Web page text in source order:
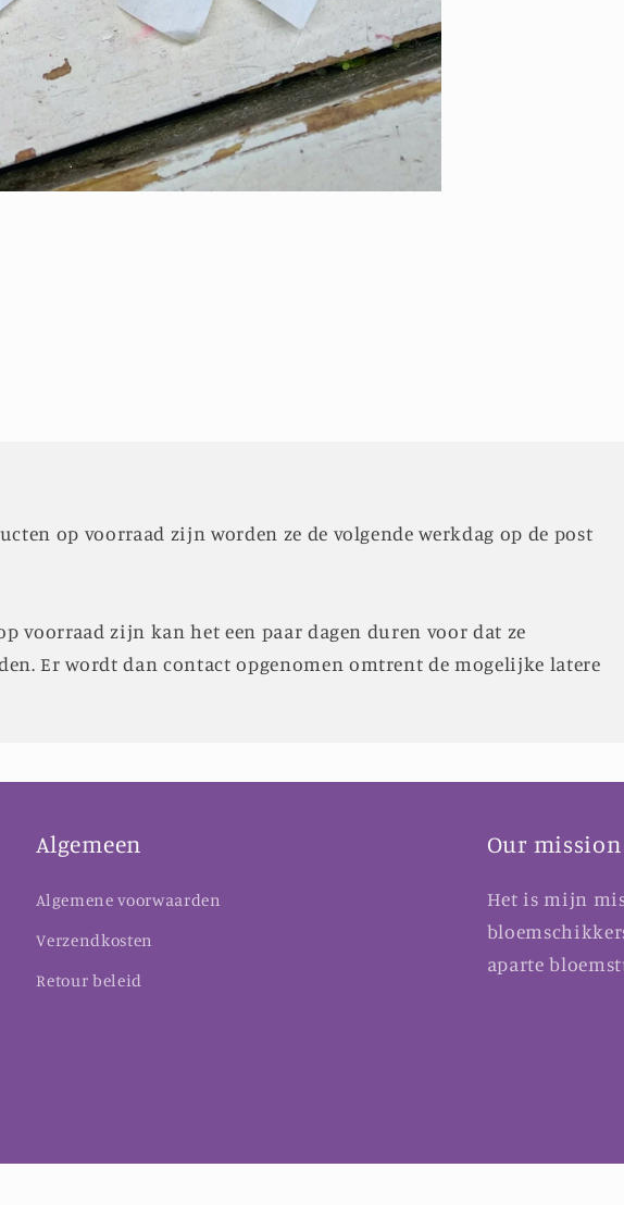
op voorraad zijn worden ze de volgende werkdag op de post
voorraad zijn kan het een paar dagen duren voor dat ze
Er wordt dan contact opgenomen omtrent de mogelijke latere
Algemeen
Algemene voorwaarden
Verzendkosten
Retour beleid
Our mission
Het is mijn
aparte